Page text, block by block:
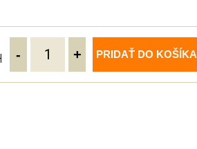
- + PRIDAŤ DO KOŠÍKA